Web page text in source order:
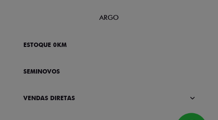
ARGO
ESTOQUE 0KM
SEMINOVOS
VENDAS DIRETAS